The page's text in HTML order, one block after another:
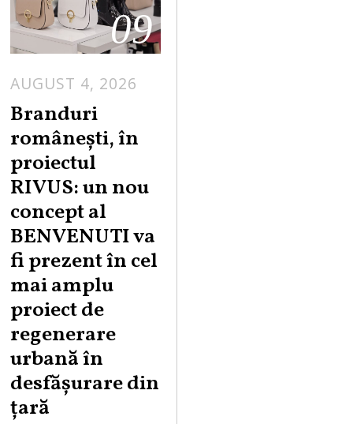
09
AUGUST 4, 2026
Branduri
românești, în
proiectul
RIVUS: un nou
concept al
BENVENUTI va
fi prezent în cel
mai amplu
proiect de
regenerare
urbană în
desfășurare din
țară